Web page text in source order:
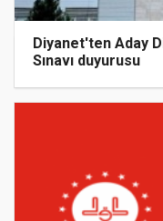
Diyanet'ten Aday
Sınavı duyurusu